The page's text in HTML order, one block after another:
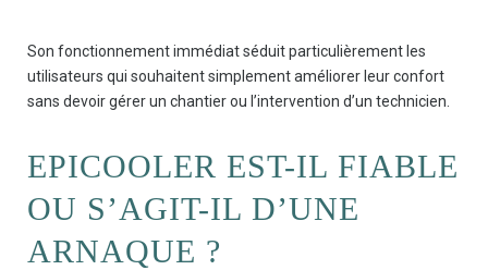
Son fonctionnement immédiat séduit particulièrement les
utilisateurs qui souhaitent simplement améliorer leur confort
sans devoir gérer un chantier ou l’intervention d’un technicien.
EPICOOLER EST-IL FIABLE
OU S’AGIT-IL D’UNE
ARNAQUE ?